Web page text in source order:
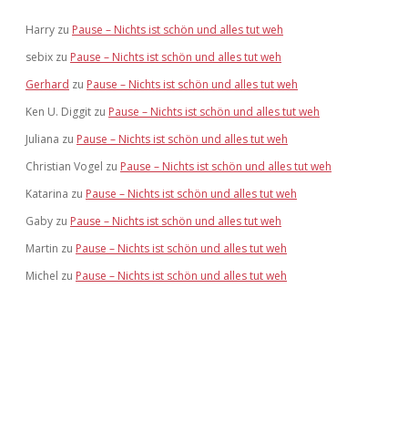
Harry zu Pause – Nichts ist schön und alles tut weh
sebix zu Pause – Nichts ist schön und alles tut weh
Gerhard zu Pause – Nichts ist schön und alles tut weh
Ken U. Diggit zu Pause – Nichts ist schön und alles tut weh
Juliana zu Pause – Nichts ist schön und alles tut weh
Christian Vogel zu Pause – Nichts ist schön und alles tut weh
Katarina zu Pause – Nichts ist schön und alles tut weh
Gaby zu Pause – Nichts ist schön und alles tut weh
Martin zu Pause – Nichts ist schön und alles tut weh
Michel zu Pause – Nichts ist schön und alles tut weh